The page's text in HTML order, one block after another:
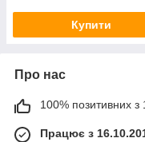
Купити
Про нас
100% позитивних з
Працює з